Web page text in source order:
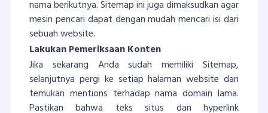
nama berikutnya. Sitemap ini juga dimaksudkan agar
mesin pencari dapat dengan mudah mencari isi dari
sebuah website.
Lakukan Pemeriksaan Konten
Jika sekarang Anda sudah memiliki Sitemap,
selanjutnya pergi ke setiap halaman website dan
temukan mentions terhadap nama domain lama.
Pastikan bahwa teks situs dan hyperlink